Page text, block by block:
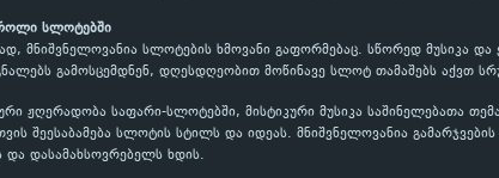
როლი სლოტებში
მნიშვნელოვანია სლოტების ხმოვანი გაფორმებაც. სწორედ მუსიკა
გამოსცემდნენ, დღესდღეობით მოწინავე სლოტ თამაშებს
ჟღერადობა საფარი-სლოტებში, მისტიკური მუსიკა საშინელებათა
შეესაბამება სლოტის სტილს და იდეას. მნიშვნელოვანია
დასამახსოვრებელს ხდის.